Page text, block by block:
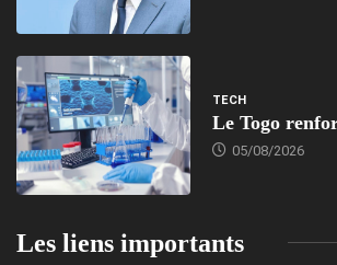
TECH
Le Togo
05/08/2026
Les liens importants